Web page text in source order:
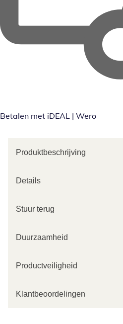
Betalen met iDEAL | Wero
Produktbeschrijving
Details
Stuur terug
Duurzaamheid
Productveiligheid
Klantbeoordelingen